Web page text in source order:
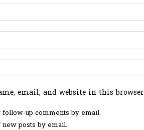
email, and website in this
up comments by email.
posts by email.